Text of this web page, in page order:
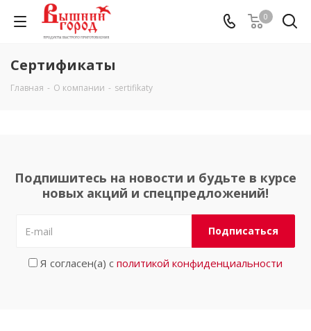
0
Сертификаты
Главная - О компании - sertifikaty
Подпишитесь на новости и будьте в курсе
новых акций и спецпредложений!
Я согласен(а) с политикой конфиденциальности